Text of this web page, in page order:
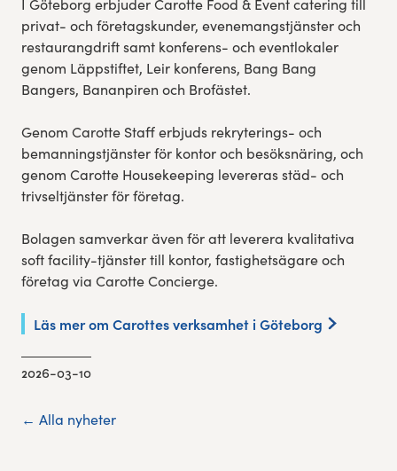
I Göteborg erbjuder Carotte Food & Event catering till
privat- och företagskunder, evenemangstjänster och
restaurangdrift samt konferens- och eventlokaler
genom Läppstiftet, Leir konferens, Bang Bang
Bangers, Bananpiren och Brofästet.
Genom Carotte Staff erbjuds rekryterings- och
bemanningstjänster för kontor och besöksnäring, och
genom Carotte Housekeeping levereras städ- och
trivseltjänster för företag.
Bolagen samverkar även för att leverera kvalitativa
soft facility-tjänster till kontor, fastighetsägare och
företag via Carotte Concierge.
Läs mer om Carottes verksamhet i Göteborg
2026-03-10
← Alla nyheter